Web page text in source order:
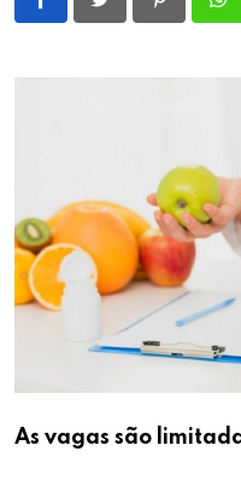
Pinterest
As vagas são